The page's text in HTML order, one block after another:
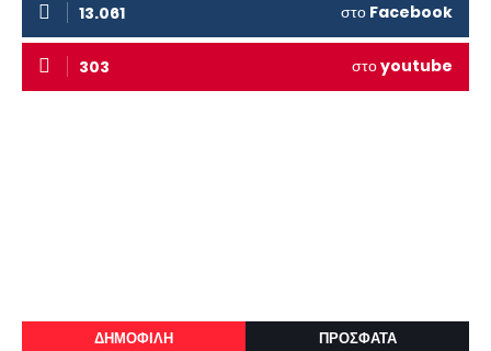
13.061 στο Facebook
303 στοyoutube
ΔΗΜΟΦΙΛΗ ΠΡΟΣΦΑΤΑ